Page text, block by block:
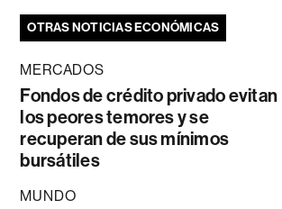
OTRAS NOTICIAS ECONÓMICAS
MERCADOS
Fondos de crédito privado evitan
los peores temores y se
recuperan de sus mínimos
bursátiles
MUNDO